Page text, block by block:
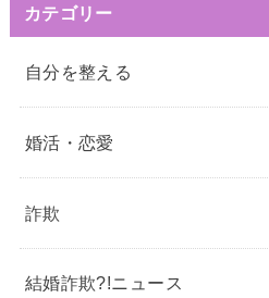
カテゴリー
自分を整える
婚活・恋愛
詐欺
結婚詐欺?!ニュース